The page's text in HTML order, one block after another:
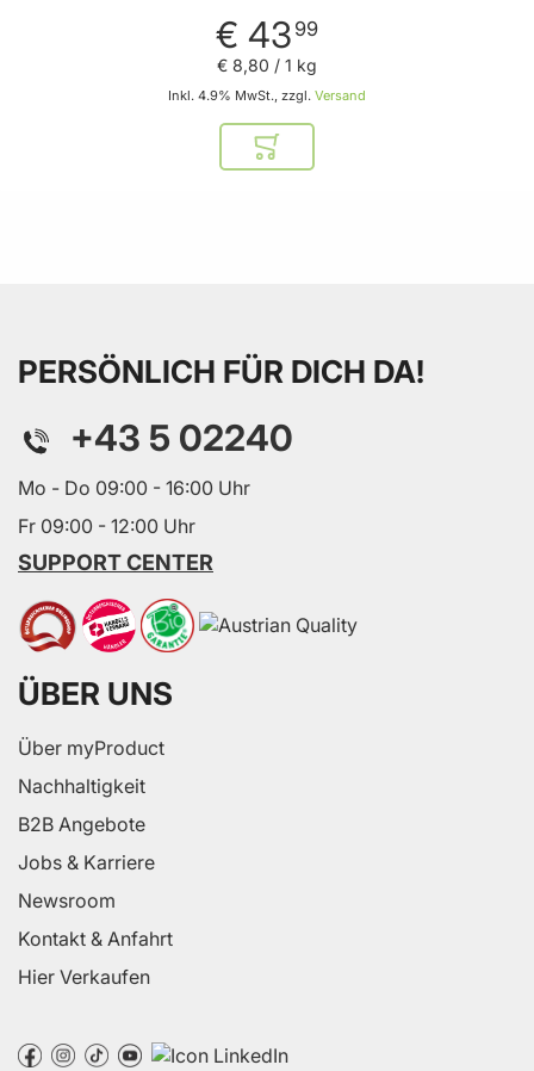
€ 43 99
Inkl. 4.9% MwSt., zzgl. Versand
€ 8,80 / 1 kg
In den Warenkorb
PERSÖNLICH FÜR DICH DA!
+43 5 02240
Mo - Do 09:00 - 16:00 Uhr
Fr 09:00 - 12:00 Uhr
SUPPORT CENTER
ÜBER UNS
Über myProduct
Nachhaltigkeit
B2B Angebote
Jobs & Karriere
Newsroom
Kontakt & Anfahrt
Hier Verkaufen